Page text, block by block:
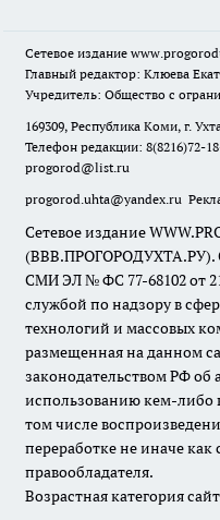
Сетевое издание
Главный редактор: Клюева
Учредитель: Общество с
169309, Республика Коми, г.
Телефон редакции: 8(8216)72-
progorod@list.ru
progorod.uhta@yandex.ru
Сетевое издание
(ВВВ.ПРОГОРОДУХТА.РУ).
СМИ ЭЛ № ФС 77-68102 от
службой по надзору в
технологий и массовых
размещенная на данном
законодательством РФ об
использованию кем-либо
том числе
переработке не иначе
правообладателя.
Возрастная категория